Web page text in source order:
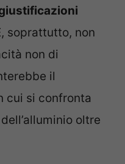
soprattutto, non
non di
il
cui si confronta
oltre